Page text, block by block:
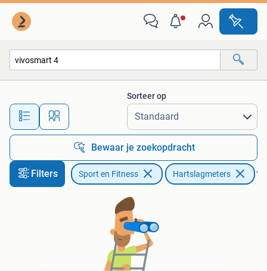
Alle afstanden…
Sorteer op
Bewaar je zoekopdracht
Filters Sport en Fitness Hartslagmeters